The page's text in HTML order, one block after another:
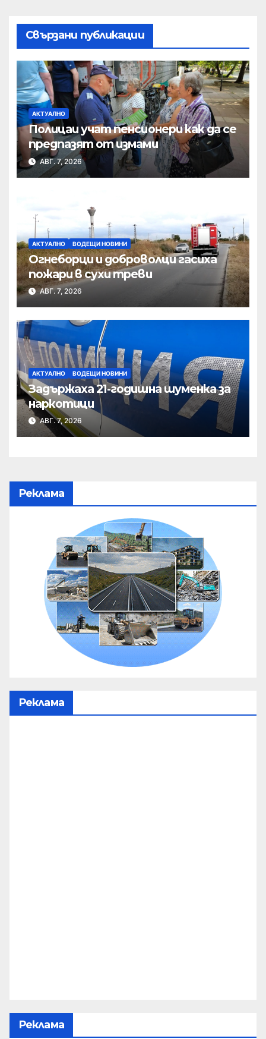
Свързани публикации
АКТУАЛНО
Полицаи учат пенсионери как да се
предпазят от измами
АВГ. 7, 2026
АКТУАЛНО ВОДЕЩИ НОВИНИ
Огнеборци и доброволци гасиха
пожари в сухи треви
АВГ. 7, 2026
АКТУАЛНО ВОДЕЩИ НОВИНИ
Задържаха 21-годишна шуменка за
наркотици
АВГ. 7, 2026
Реклама
Реклама
Реклама